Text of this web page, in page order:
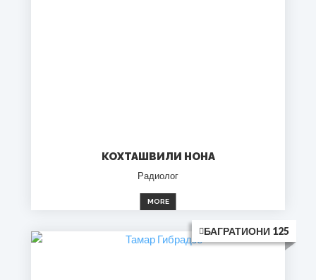
КОХТАШВИЛИ НОНА
Радиолог
MORE
БАГРАТИОНИ 125